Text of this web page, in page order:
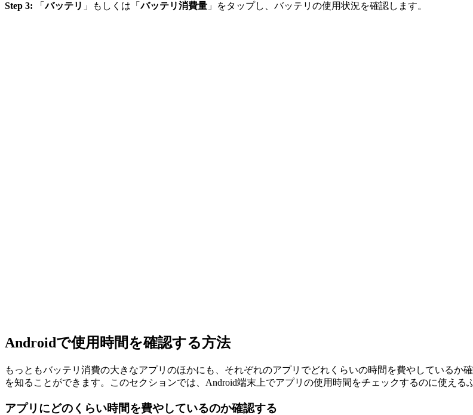
Step 3: 「バッテリ 」もしくは「バッテリ消費量 」をタップし、バッテリの使用状況を確認します。
Androidで使用時間を確認する方法
もっともバッテリ消費の大きなアプリのほかにも、それぞれのアプリでどれくらいの時間を費やしている
を知ることができます。このセクションでは、Android端末上でアプリの使用時間をチェックするのに使える
アプリにどのくらい時間を費やしているのか確認する